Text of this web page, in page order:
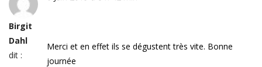
Birgit
Dahl
dit :
Merci et en effet ils se dégustent très vite. Bonne
journée